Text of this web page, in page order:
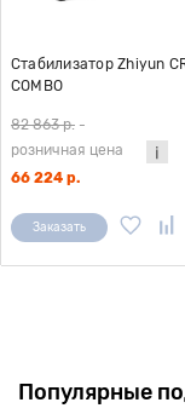
Стабилизатор Zhiyun
COMBO
82 863 р. -
розничная цена
66 224 р.
Заказать
Популярные